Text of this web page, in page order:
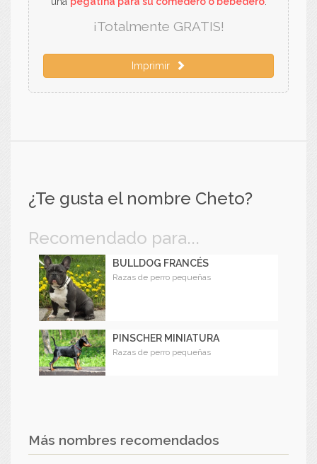
¡Totalmente GRATIS!
Imprimir
¿Te gusta el nombre Cheto?
Recomendado para...
BULLDOG FRANCÉS
Razas de perro pequeñas
PINSCHER MINIATURA
Razas de perro pequeñas
Más nombres recomendados